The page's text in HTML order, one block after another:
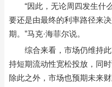
“因此，无论周四发生什
要还是由最终的利率路径来
期。”马克·海菲尔说。
综合来看，市场仍维持
持短期流动性宽松投放，同
除此之外，市场也预期未来